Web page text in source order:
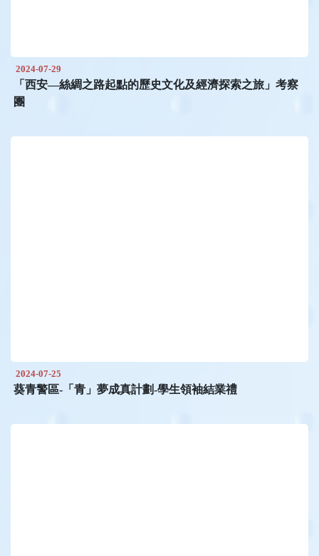
2024-07-29
「西安—絲綢之路起點的歷史文化及經濟探索之旅」考察
團
2024-07-25
葵青警區-「青」夢成真計劃-學生領袖結業禮